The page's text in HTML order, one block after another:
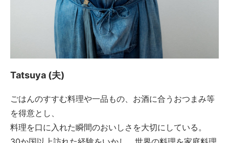
Tatsuya (夫)
ごはんのすすむ料理や一品もの、お酒に合うおつまみ等
を得意とし、
料理を口に入れた瞬間のおいしさを大切にしている。